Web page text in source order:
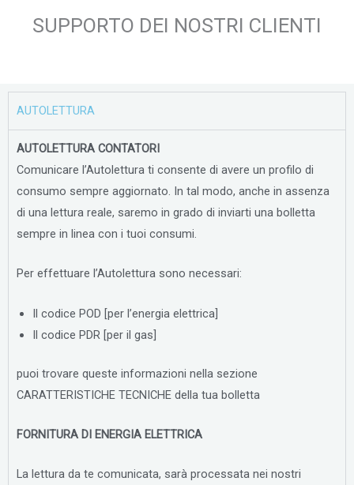
SUPPORTO DEI NOSTRI CLIENTI
AUTOLETTURA
AUTOLETTURA CONTATORI
Comunicare l’Autolettura ti consente di avere un profilo di
consumo sempre aggiornato. In tal modo, anche in assenza
di una lettura reale, saremo in grado di inviarti una bolletta
sempre in linea con i tuoi consumi.
Per effettuare l’Autolettura sono necessari:
Il codice POD [per l’energia elettrica]
Il codice PDR [per il gas]
puoi trovare queste informazioni nella sezione
CARATTERISTICHE TECNICHE della tua bolletta
FORNITURA DI ENERGIA ELETTRICA
La lettura da te comunicata, sarà processata nei nostri